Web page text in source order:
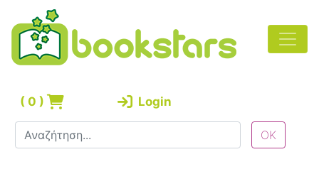
( 0 ) Login